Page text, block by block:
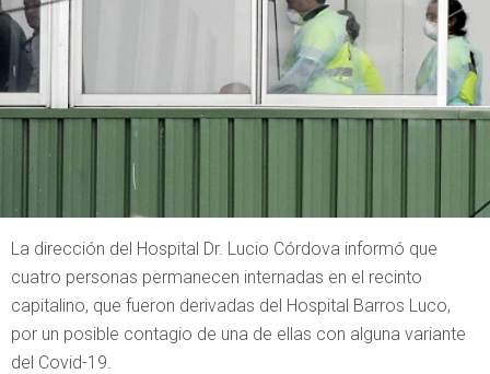
La dirección del Hospital Dr. Lucio Córdova informó que
cuatro personas permanecen internadas en el recinto
capitalino, que fueron derivadas del Hospital Barros Luco,
por un posible contagio de una de ellas con alguna variante
del Covid-19.